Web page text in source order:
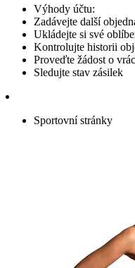
Výhody účtu:
Zadávejte další
Ukládejte si své
Kontrolujte historii
Proveďte žádost o
Sledujte stav zásilek
Sportovní stránky